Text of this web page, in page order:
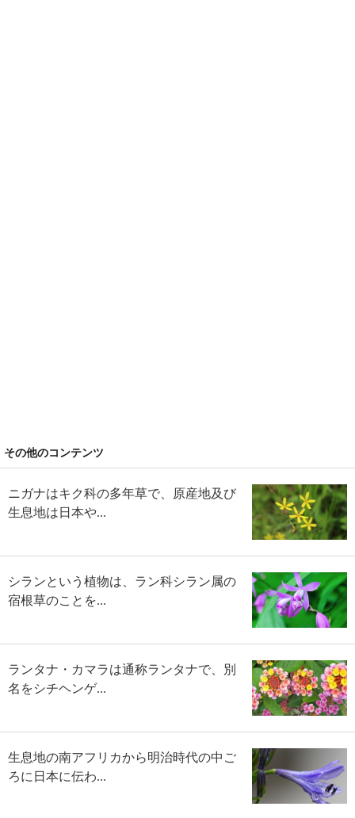
その他のコンテンツ
ニガナはキク科の多年草で、原産地及び
生息地は日本や...
シランという植物は、ラン科シラン属の
宿根草のことを...
ランタナ・カマラは通称ランタナで、別
名をシチヘンゲ...
生息地の南アフリカから明治時代の中ご
ろに日本に伝わ...